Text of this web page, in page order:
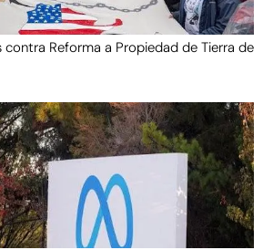
Reforma a Propiedad de Tierra de